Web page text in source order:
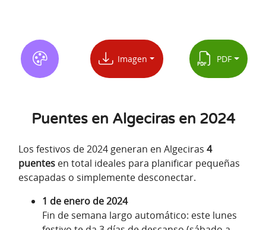
Imagen PDF
Puentes en Algeciras en 2024
Los festivos de 2024 generan en Algeciras 4
puentes en total ideales para planificar pequeñas
escapadas o simplemente desconectar.
1 de enero de 2024
Fin de semana largo automático: este lunes